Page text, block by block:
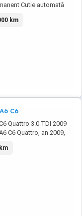
Cutie automată
ploaie Senzori
Xenon Navigație
Isofix Folie
din Germania
km
C6
Quattro 3.0 TDI 2009
C6 Quattro, an 2009,
foarte bine și oferă
integrală
(aspect
...